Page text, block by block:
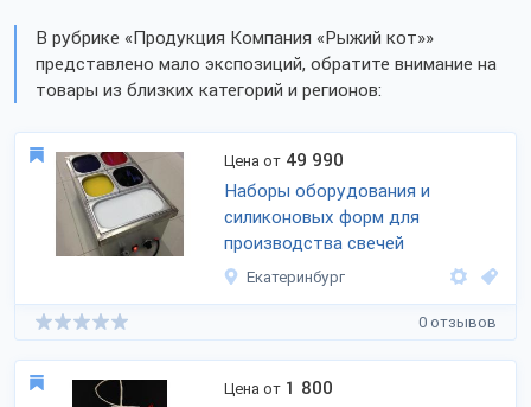
В рубрике «Продукция Компания «Рыжий кот»»
представлено мало экспозиций, обратите внимание на
товары из близких категорий и регионов:
Цена от 49 990
Наборы оборудования и
силиконовых форм для
производства свечей
Екатеринбург
0 отзывов
Цена от 1 800